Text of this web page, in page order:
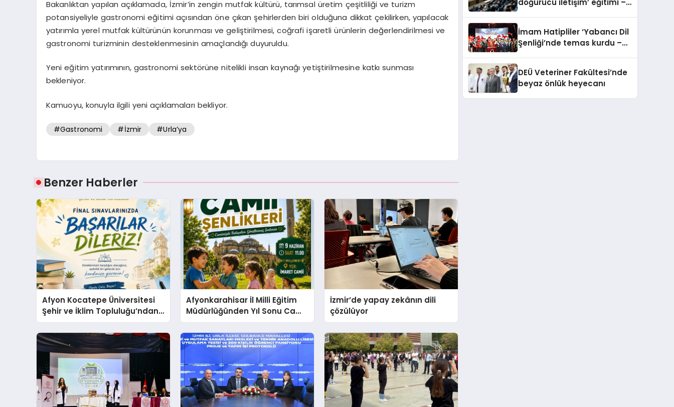
Bakanlıktan yapılan açıklamada, İzmir’in zengin mutfak kültürü, tarımsal üretim çeşitliliği ve turizm
potansiyeliyle gastronomi eğitimi açısından öne çıkan şehirlerden biri olduğuna dikkat çekilirken, yapılacak
yatırımla yerel mutfak kültürünün korunması ve geliştirilmesi, coğrafi işaretli ürünlerin değerlendirilmesi ve
gastronomi turizminin desteklenmesinin amaçlandığı duyuruldu.
Yeni eğitim yatırımının, gastronomi sektörüne nitelikli insan kaynağı yetiştirilmesine katkı sunması
bekleniyor.
Kamuoyu, konuyla ilgili yeni açıklamaları bekliyor.
#Gastronomi #İzmir #Urla’ya
Benzer Haberler
Afyon Kocatepe Üniversitesi
Şehir ve İklim Topluluğu’ndan
Öğrencilere Sınav Desteği
Afyonkarahisar İl Milli Eğitim
Müdürlüğünden Yıl Sonu Cami
Şenlikleri Daveti
İzmir’de yapay zekânın dili
çözülüyor
doğurucu iletişim’ eğitimi –
İmam Hatipliler ‘Yabancı Dil
Şenliği’nde temas kurdu –
DEÜ Veteriner Fakültesi’nde
beyaz önlük heyecanı